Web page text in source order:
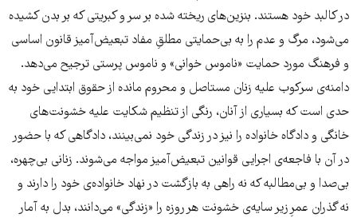
در کالبد خود هستند. بنزین‌های ریخته شده بر سر و کبریتی که بر بدن کشیده
می‌شود، مرگ و عدم را به بی‌حمایتی مطلقِ مفاد تبعیض‌آمیز قانون اساسی
و فرهنگ مورد حمایت «ناموس خوانی» و ناموس پرستی ترجیح می‌دهد.
دامنه‌ی سرکوب علیه زنان مستاصل و محروم مانده از حقوق ابتدایی خود به
حدی است که بسیاری از آنان، رنگی از تنظیم شکایت علیه خشونت‌های
خانگی و دادگاه خانواده را نیز در زندگی خود نمی‌بینند، دادگاهی که با حضور
در آن با فاجعه‌ی اجرایی قوانین تبعیض‌آمیز مواجه می‌شوند. زنانی بی‌چهره،
بی‌صدا و بی‌مطالبه که نه راهی به بازگشت در نهاد خانواده‌ی خود را دارند و
نه گذران عمرِ زیر سایه‌ی خشونت هر روزه را «زندگی» می‌دانند، بدل به آمار